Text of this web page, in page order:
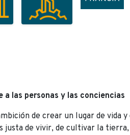
a las personas y las conciencias
de crear un lugar de vida
justa de vivir, de cultivar la